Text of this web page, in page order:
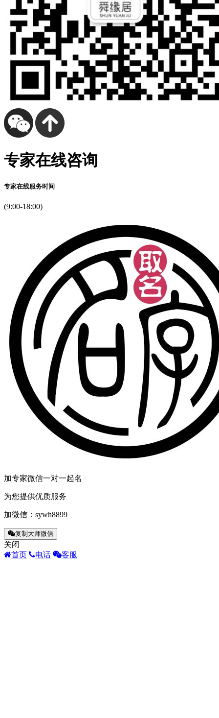
专家在线咨询
专家在线服务时间
(9:00-18:00)
加专家微信一对一起名
为您提供优质服务
加微信： sywh8899
复制大师微信
关闭
首页
电话 客服